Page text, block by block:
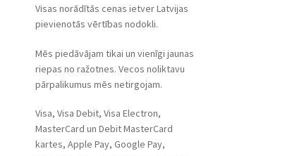
Visas norādītās cenas ietver Latvijas
pievienotās vērtības nodokli.
Mēs piedāvājam tikai un vienīgi jaunas
riepas no ražotnes. Vecos noliktavu
pārpalikumus mēs netirgojam.
Visa, Visa Debit, Visa Electron,
MasterCard un Debit MasterCard
kartes, Apple Pay, Google Pay,